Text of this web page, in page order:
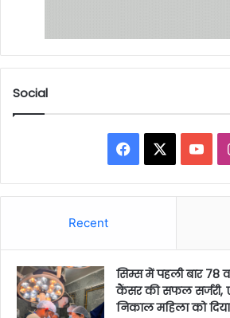
Social
Facebook
Recent
सिम्स में पहली बार 78
कैंसर की सफल सर्जरी,
निकाल महिला को